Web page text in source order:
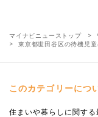
マイナビニューストップ
東京都世田谷区の待機児
このカテゴリーにつ
住まいや暮らしに関す